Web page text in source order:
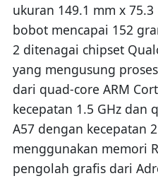
ukuran 149.1 mm x
bobot mencapai 152
2 ditenagai chipset
yang mengusung
dari quad-core ARM
kecepatan 1.5 GHz dan
A57 dengan kecepatan
menggunakan memori
pengolah grafis dari